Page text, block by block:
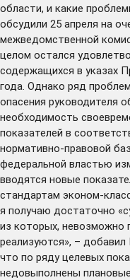
области, и какие
обсудили 25 апреля на
межведомственной
целом остался
содержащихся в указах
года. Однако ряд
опасения руководителя
необходимость
показателей в
нормативно-правовой
федеральной властью
вводятся новые
стандартам эконом-
я получаю достаточно
из которых, невозможно
реализуются», –
что по ряду целевых
недовыполнены